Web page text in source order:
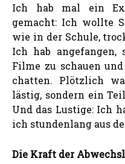
Ich hab mal ein
gemacht: Ich wollte
wie in der Schule,
Ich hab angefangen,
Filme zu schauen
chatten. Plötzlich
lästig, sondern ein
Und das Lustige: Ich
ich stundenlang aus
Die Kraft der